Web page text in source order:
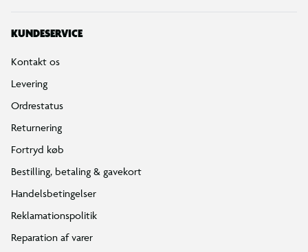
KUNDESERVICE
Kontakt os
Levering
Ordrestatus
Returnering
Fortryd køb
Bestilling, betaling & gavekort
Handelsbetingelser
Reklamationspolitik
Reparation af varer